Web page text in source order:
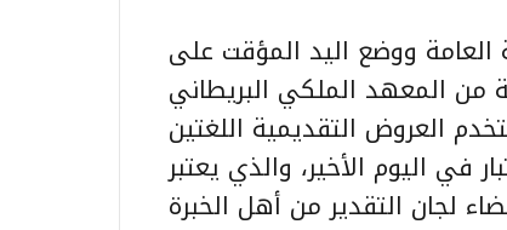
العامة ووضع اليد المؤقت على
من المعهد الملكي البريطاني
العروض التقديمية اللغتين
في اليوم الأخير، والذي يعتبر